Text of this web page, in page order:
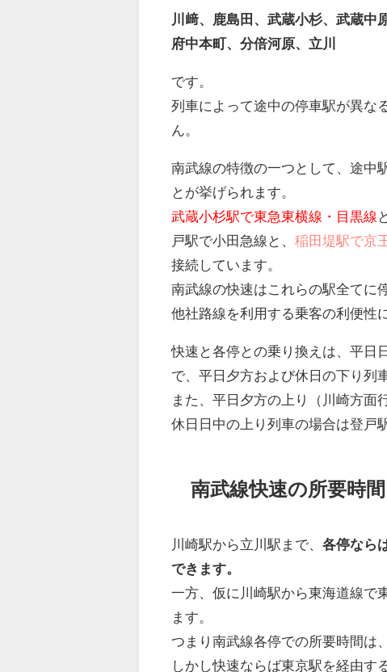
川﨑、鹿島田、武蔵小杉、武蔵中
府中本町、分倍河原、立川
です。
列車によって途中の停車駅が異な
ん。
南武線の特徴の一つとして、途中
とが挙げられます。
武蔵小杉駅で東急東横線・目黒線
戸駅で小田急線と、稲田堤駅で京
接続しています。
南武線の快速はこれらの駅全てに
他社路線を利用する乗客の利便性
快速と各停との乗り換えは、平日
で、平日夕方および休日の下り列
また、平日夕方の上り（川崎方面
休日日中の上り列車の場合は登戸
南武線快速の所要時間
川崎駅から立川駅まで、各停なら
できます。
一方、仮に川崎駅から東海道線で
ます。
つまり南武線各停での所要時間は
しかし快速ならば東京駅を経由す